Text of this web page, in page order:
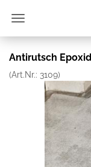
Antirutsch
(Art.Nr.: 3109)